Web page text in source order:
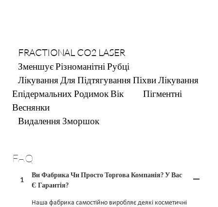
FRACTIONAL CO2 LASER
Зменшує Різноманітні Рубці
Лікування Для Підтягування Піхви Лікування
Епідермальних Родимок Вік Пігментні
Веснянки
Видалення Зморшок
FAQ
1
Ви Фабрика Чи Просто Торгова Компанія? У Вас
Є Гарантія?
Наша фабрика самостійно виробляє деякі косметичні